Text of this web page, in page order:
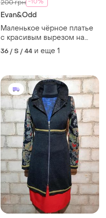
200 грн -10%
Evan&Odd
Маленькое чёрное платье
с красивым вырезом на
спине из очень плотной
вискозы
36 / S / 44 и еще 1